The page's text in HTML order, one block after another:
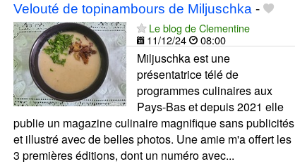
Velouté de topinambours de Miljuschka -
Le blog de Clementine
11/12/24
08:00
Miljuschka est une
présentatrice télé de
programmes culinaires aux
Pays-Bas et depuis 2021 elle
publie un magazine culinaire magnifique sans publicités
et illustré avec de belles photos. Une amie m'a offert les
3 premières éditions, dont un numéro avec...